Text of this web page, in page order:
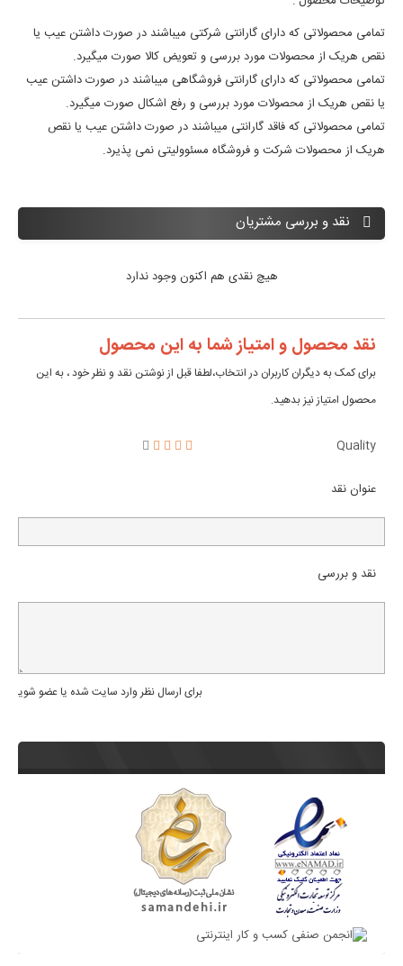
تمامی محصولاتی که دارای گارانتی شرکتی میباشند در صورت داشتن عیب یا
نقص هریک از محصولات مورد بررسی و تعویض کالا صورت میگیرد.
تمامی محصولاتی که دارای گارانتی فروشگاهی میباشند در صورت داشتن عیب
یا نقص هریک از محصولات مورد بررسی و رفع اشکال صورت میگیرد.
تمامی محصولاتی که فاقد گارانتی میباشند در صورت داشتن عیب یا نقص
هریک از محصولات شرکت و فروشگاه مسئوولیتی نمی پذیرد.
نقد و بررسی مشتریان
هیچ نقدی هم اکنون وجود ندارد
نقد محصول و امتیاز شما به این محصول
برای کمک به دیگران کاربران در انتخاب،لطفا قبل از نوشتن نقد و نظر خود ، به این
محصول امتیاز نیز بدهید.
Quality
عنوان نقد
نقد و بررسی
برای ارسال نظر وارد سایت شده یا عضو شوید